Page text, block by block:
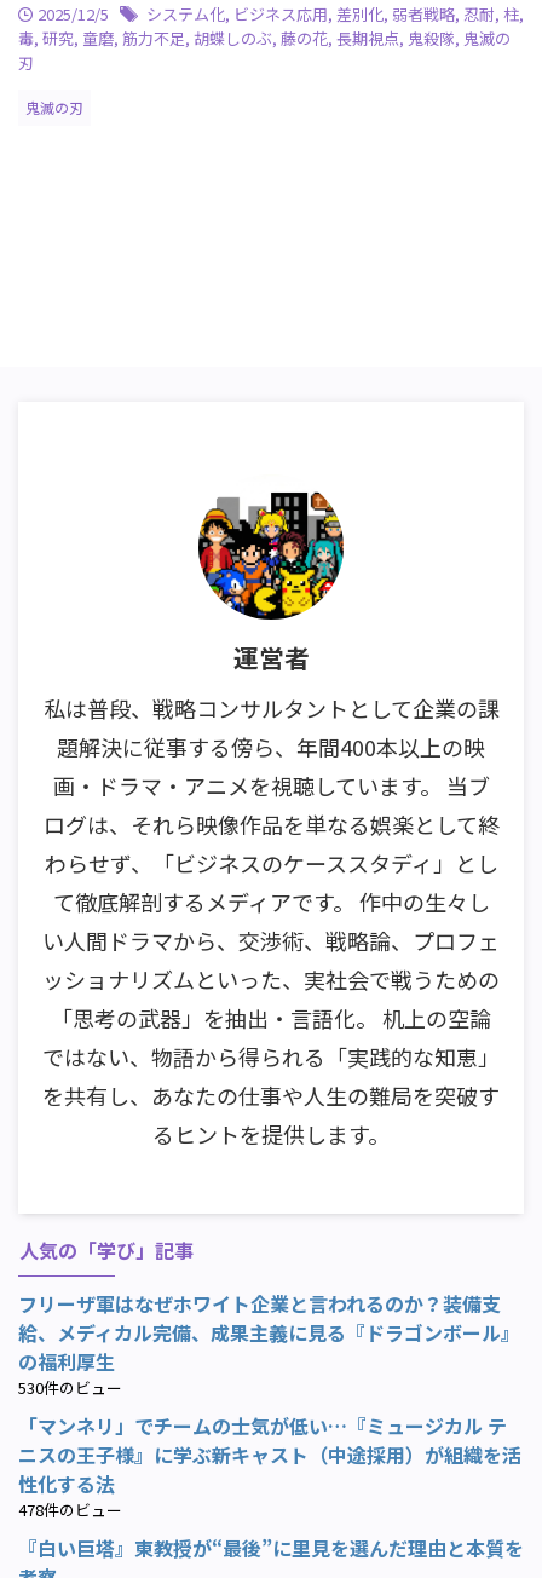
2025/12/5 システム化, ビジネス応用, 差別化, 弱者戦略, 忍耐, 柱,
毒, 研究, 童磨, 筋力不足, 胡蝶しのぶ, 藤の花, 長期視点, 鬼殺隊, 鬼滅の
刃
鬼滅の刃
運営者
私は普段、戦略コンサルタントとして企業の課
題解決に従事する傍ら、年間400本以上の映
画・ドラマ・アニメを視聴しています。 当ブ
ログは、それら映像作品を単なる娯楽として終
わらせず、「ビジネスのケーススタディ」とし
て徹底解剖するメディアです。 作中の生々し
い人間ドラマから、交渉術、戦略論、プロフェ
ッショナリズムといった、実社会で戦うための
「思考の武器」を抽出・言語化。 机上の空論
ではない、物語から得られる「実践的な知恵」
を共有し、あなたの仕事や人生の難局を突破す
るヒントを提供します。
人気の「学び」記事
フリーザ軍はなぜホワイト企業と言われるのか？装備支
給、メディカル完備、成果主義に見る『ドラゴンボール』
の福利厚生
530件のビュー
「マンネリ」でチームの士気が低い…『ミュージカル テ
ニスの王子様』に学ぶ新キャスト（中途採用）が組織を活
性化する法
478件のビュー
『白い巨塔』東教授が“最後”に里見を選んだ理由と本質を